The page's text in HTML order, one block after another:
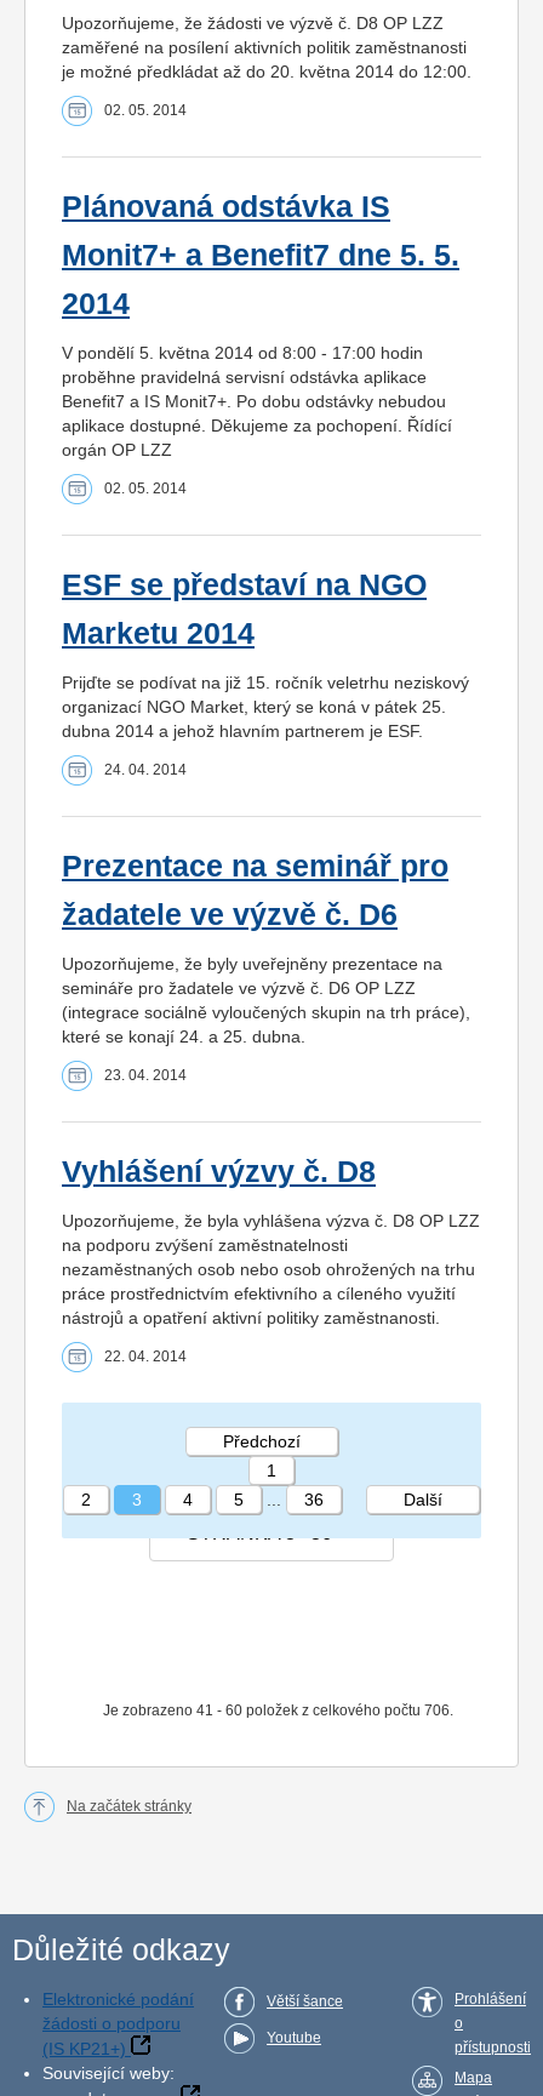
Upozorňujeme, že žádosti ve výzvě č. D8 OP LZZ
zaměřené na posílení aktivních politik zaměstnanosti
je možné předkládat až do 20. května 2014 do 12:00.
02. 05. 2014
Plánovaná odstávka IS
Monit7+ a Benefit7 dne 5. 5.
2014
V pondělí 5. května 2014 od 8:00 - 17:00 hodin
proběhne pravidelná servisní odstávka aplikace
Benefit7 a IS Monit7+. Po dobu odstávky nebudou
aplikace dostupné. Děkujeme za pochopení. Řídící
orgán OP LZZ
02. 05. 2014
ESF se představí na NGO
Marketu 2014
Prijďte se podívat na již 15. ročník veletrhu neziskový
organizací NGO Market, který se koná v pátek 25.
dubna 2014 a jehož hlavním partnerem je ESF.
24. 04. 2014
Prezentace na seminář pro
žadatele ve výzvě č. D6
Upozorňujeme, že byly uveřejněny prezentace na
semináře pro žadatele ve výzvě č. D6 OP LZZ
(integrace sociálně vyloučených skupin na trh práce),
které se konají 24. a 25. dubna.
23. 04. 2014
Vyhlášení výzvy č. D8
Upozorňujeme, že byla vyhlášena výzva č. D8 OP LZZ
na podporu zvýšení zaměstnatelnosti
nezaměstnaných osob nebo osob ohrožených na trhu
práce prostřednictvím efektivního a cíleného využití
nástrojů a opatření aktivní politiky zaměstnanosti.
22. 04. 2014
Je zobrazeno 41 - 60 položek z celkového počtu 706.
Předchozí
1
2
3 4 5 36 Další
Na začátek stránky
Důležité odkazy
Elektronické podání
žádosti o podporu
(IS KP21+)
Související weby:
Větší šance
Youtube
Prohlášení
o
přístupnosti
Mapa